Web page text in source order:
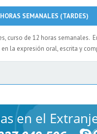
SEMANALES (TARDES)
curso de 12 horas
la expresión oral, escrita y
en el